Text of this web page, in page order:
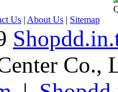
Us | About Us | Sitemap
Co.,